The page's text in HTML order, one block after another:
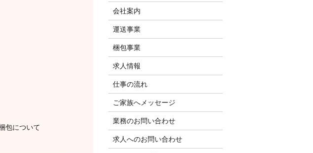
包について
会社案内
運送事業
梱包事業
求人情報
仕事の流れ
ご家族へメッセージ
業務のお問い合わせ
求人へのお問い合わせ